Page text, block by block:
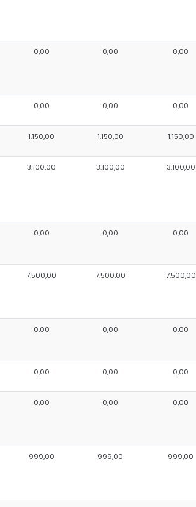
0,00 0,00 0,00
0,00 0,00 0,00
1.150,00 1.150,00 1.150,00
3.100,00 3.100,00 3.100,00
0,00 0,00 0,00
7.500,00 7.500,00 7.500,00
0,00 0,00 0,00
0,00 0,00 0,00
0,00 0,00 0,00
999,00 999,00 999,00